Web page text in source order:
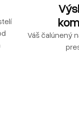
Váš čalúnený